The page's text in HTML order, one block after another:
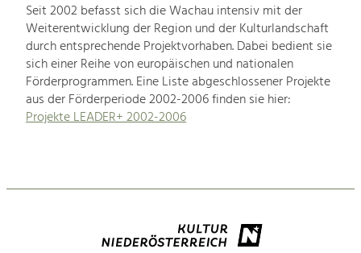
Seit 2002 befasst sich die Wachau intensiv mit der
Weiterentwicklung der Region und der Kulturlandschaft
durch entsprechende Projektvorhaben. Dabei bedient sie
sich einer Reihe von europäischen und nationalen
Förderprogrammen. Eine Liste abgeschlossener Projekte
aus der Förderperiode 2002-2006 finden sie hier:
Projekte LEADER+ 2002-2006